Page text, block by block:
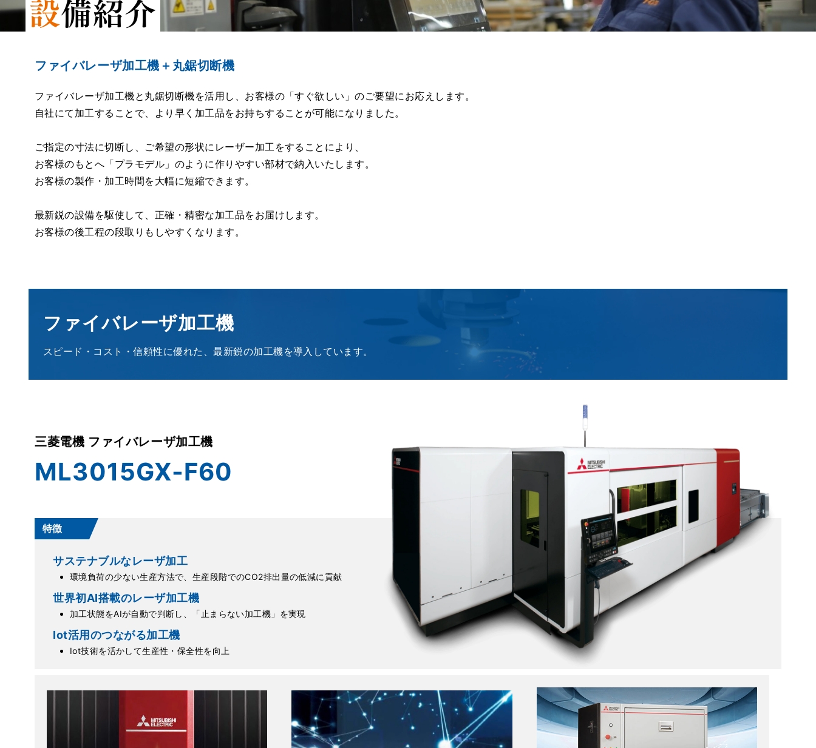
ファイバレーザ加工機＋丸鋸切断機
ファイバレーザ加工機と丸鋸切断機を活用し、お客様の「すぐ欲しい」のご要望にお応えします。
自社にて加工することで、より早く加工品をお持ちすることが可能になりました。
ご指定の寸法に切断し、ご希望の形状にレーザー加工をすることにより、
お客様のもとへ「プラモデル」のように作りやすい部材で納入いたします。
お客様の製作・加工時間を大幅に短縮できます。
最新鋭の設備を駆使して、正確・精密な加工品をお届けします。
お客様の後工程の段取りもしやすくなります。
ファイバレーザ加工機
スピード・コスト・信頼性に優れた、最新鋭の加工機を導入しています。
三菱電機 ファイバレーザ加工機
ML3015GX-F60
特徴
サステナブルなレーザ加工
環境負荷の少ない生産方法で、生産段階でのCO2排出量の低減に貢献
世界初AI搭載のレーザ加工機
加工状態をAIが自動で判断し、「止まらない加工機」を実現
Iot活用のつながる加工機
Iot技術を活かして生産性・保全性を向上